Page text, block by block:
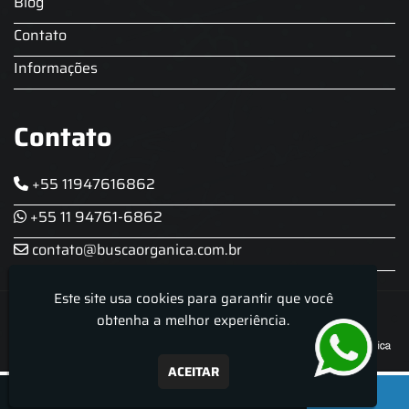
Contato
Informações
Contato
+55 11947616862
+55 11 94761-6862
contato@buscaorganica.com.br
Roda do Chopp - Aluguel De Chopeira
Este site usa cookies para garantir que você
obtenha a melhor experiência.
ACEITAR